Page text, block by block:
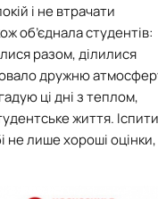
і не втрачати
об’єднала студентів:
разом, ділилися
дружню
ці дні з теплом,
життя. Іспити
лише хороші оцінки,